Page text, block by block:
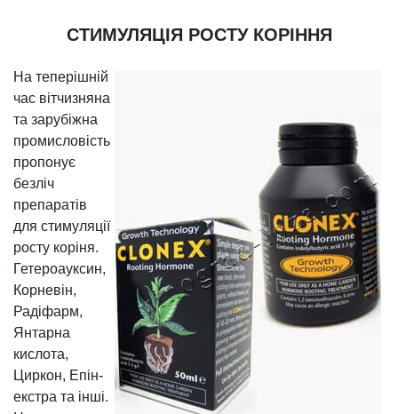
СТИМУЛЯЦІЯ РОСТУ КОРІННЯ
На теперішній
час вітчизняна
та зарубіжна
промисловість
пропонує
безліч
препаратів
для стимуляції
росту коріня.
Гетероауксин,
Корневін,
Радіфарм,
Янтарна
кислота,
Циркон, Епін-
екстра та інші.